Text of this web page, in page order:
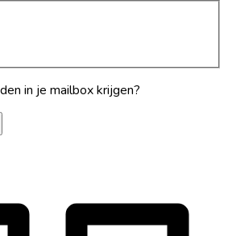
in je mailbox krijgen?